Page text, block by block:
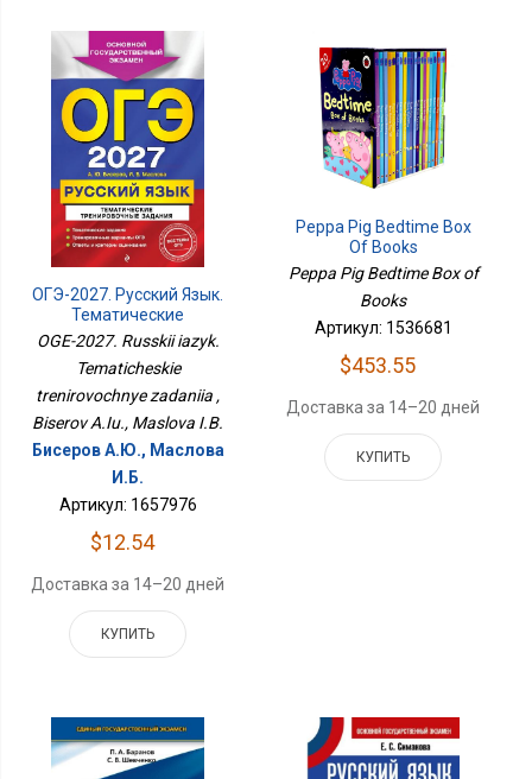
ОГЭ-2027. Русский Язык.
Тематические
Тренировочные
OGE-2027. Russkii iazyk.
Tematicheskie
trenirovochnye zadaniia ,
Biserov A.Iu., Maslova I.B.
Бисеров А.Ю., Маслова
И.Б.
Артикул: 1657976
$12.54
Доставка за 14–20 дней
КУПИТЬ
Peppa Pig Bedtime Box
Of Books
Peppa Pig Bedtime Box of
Books
Артикул: 1536681
$453.55
Доставка за 14–20 дней
КУПИТЬ